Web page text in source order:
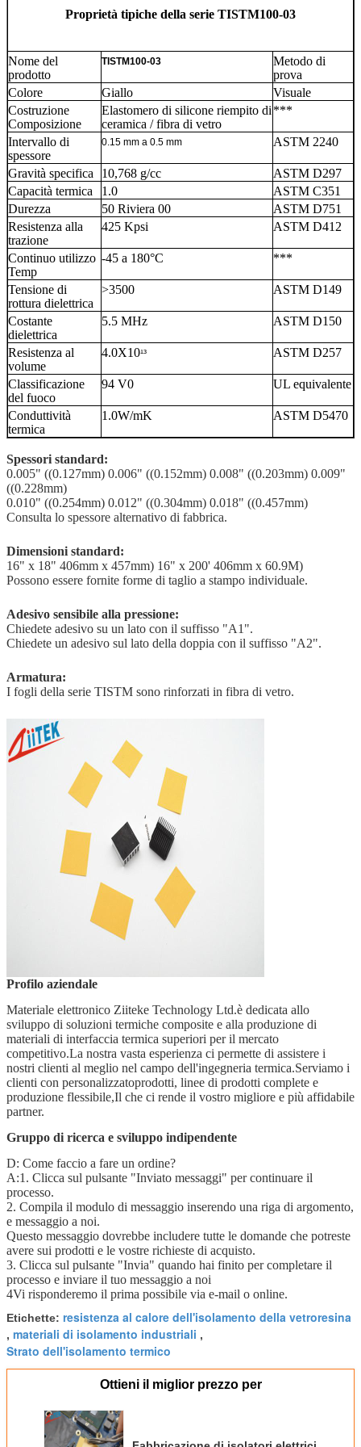
Proprietà tipiche della serie TISTM100-03
Nome del
prodotto
TISTM100-03
Metodo di
prova
Colore
Giallo
Visuale
Costruzione
Composizione
Elastomero di silicone riempito di
ceramica / fibra di vetro
***
Intervallo di
spessore
0.15 mm a 0.5 mm ASTM 2240
Gravità specifica 10,768 g/cc
ASTM D297
Capacità termica
1.0
ASTM C351
Durezza
50 Riviera 00
ASTM D751
Resistenza alla
trazione
425 Kpsi ASTM D412
Continuo utilizzo
Temp
-45 a 180°C ***
Tensione di
rottura dielettrica
>3500 ASTM D149
Costante
dielettrica
5.5 MHz ASTM D150
Resistenza al
volume
4.0X10¹³ ASTM D257
Classificazione
del fuoco
94 V0 UL equivalente
Conduttività
termica
1.0W/mK ASTM D5470
Spessori standard:
0.005" ((0.127mm) 0.006" ((0.152mm) 0.008" ((0.203mm) 0.009"
((0.228mm)
0.010" ((0.254mm) 0.012" ((0.304mm) 0.018" ((0.457mm)
Consulta lo spessore alternativo di fabbrica.
Dimensioni standard:
16" x 18" 406mm x 457mm) 16" x 200' 406mm x 60.9M)
Possono essere fornite forme di taglio a stampo individuale.
Adesivo sensibile alla pressione:
Chiedete adesivo su un lato con il suffisso "A1".
Chiedete un adesivo sul lato della doppia con il suffisso "A2".
Armatura:
I fogli della serie TISTM sono rinforzati in fibra di vetro.
Profilo aziendale
Materiale elettronico Ziiteke Technology Ltd.è dedicata allo
sviluppo di soluzioni termiche composite e alla produzione di
materiali di interfaccia termica superiori per il mercato
competitivo.La nostra vasta esperienza ci permette di assistere i
nostri clienti al meglio nel campo dell'ingegneria termica.Serviamo i
clienti con personalizzatoprodotti, linee di prodotti complete e
produzione flessibile,Il che ci rende il vostro migliore e più affidabile
partner.
Gruppo di ricerca e sviluppo indipendente
D: Come faccio a fare un ordine?
A:1. Clicca sul pulsante "Inviato messaggi" per continuare il
processo.
2. Compila il modulo di messaggio inserendo una riga di argomento,
e messaggio a noi.
Questo messaggio dovrebbe includere tutte le domande che potreste
avere sui prodotti e le vostre richieste di acquisto.
3. Clicca sul pulsante "Invia" quando hai finito per completare il
processo e inviare il tuo messaggio a noi
4Vi risponderemo il prima possibile via e-mail o online.
Etichette: resistenza al calore dell'isolamento della vetroresina
, materiali di isolamento industriali ,
Strato dell'isolamento termico
Ottieni il miglior prezzo per